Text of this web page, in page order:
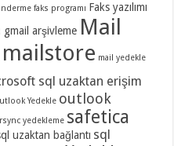
faks programı Faks yazılımı
gmail arşivleme Mail
mailstore mail yedekle
sql uzaktan erişim
Yedekle outlook
rsync yedekleme safetica
uzaktan bağlantı sql